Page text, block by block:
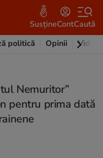
SusțineContCaută
politică Opinii Video
Nemuritor”
pentru prima dată